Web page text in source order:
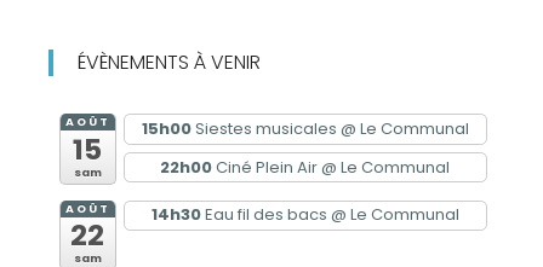
ÉVÈNEMENTS À VENIR
AOÛT
15
sam
15h00Siestes musicales @ Le Communal
22h00Ciné Plein Air @ Le Communal
AOÛT
22
sam
14h30Eau fil des bacs @ Le Communal